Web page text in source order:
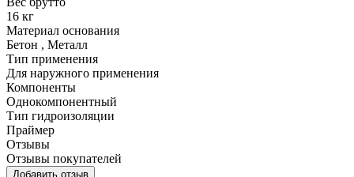
16 кг
Материал основания
Бетон , Металл
Тип применения
Для наружного применения
Компоненты
Однокомпонентный
Тип гидроизоляции
Праймер
Отзывы
Отзывы покупателей
Добавить отзыв